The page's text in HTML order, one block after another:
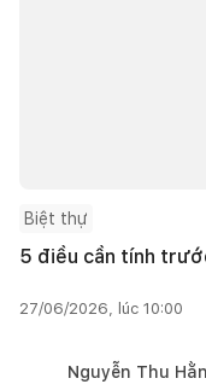
Biệt thự
5 điều cần tính
27/06/2026, lúc 10:00
Nguyễn Thu